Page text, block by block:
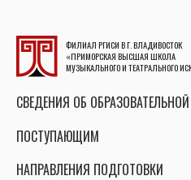
ФИЛИАЛ РГИСИ В Г. ВЛАДИВОСТОК
«ПРИМОРСКАЯ ВЫСШАЯ ШКОЛА
МУЗЫКАЛЬНОГО И ТЕАТРАЛЬНОГО
СВЕДЕНИЯ ОБ
ПОСТУПАЮЩИМ
НАПРАВЛЕНИЯ ПОДГОТОВКИ